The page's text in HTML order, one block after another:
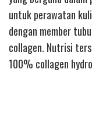
untuk perawatan
dengan member
collagen. Nutrisi
100% collagen